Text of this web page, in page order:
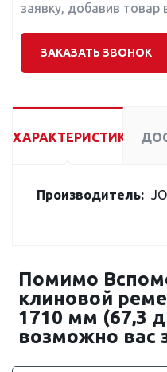
заявку, добавив товар
ЗАКАЗАТЬ ЗВОНОК
ХАРАКТЕРИСТИКИ
Производитель:
Помимо
клиновой
1710 мм (67,3
возможно вас